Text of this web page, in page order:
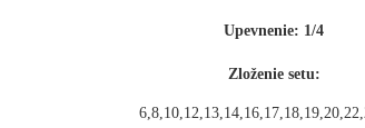
Upevnenie: 1/4
Zloženie setu: